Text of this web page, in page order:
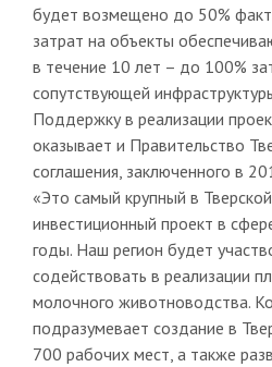
будет возмещено до 50%
затрат на объекты
в течение 10 лет – до 100%
сопутствующей
Поддержку в реализации
оказывает и Правительство
соглашения, заключенного в
«Это самый крупный в
инвестиционный проект в
годы. Наш регион будет
содействовать в реализации
молочного животноводства.
подразумевает создание в
700 рабочих мест, а также